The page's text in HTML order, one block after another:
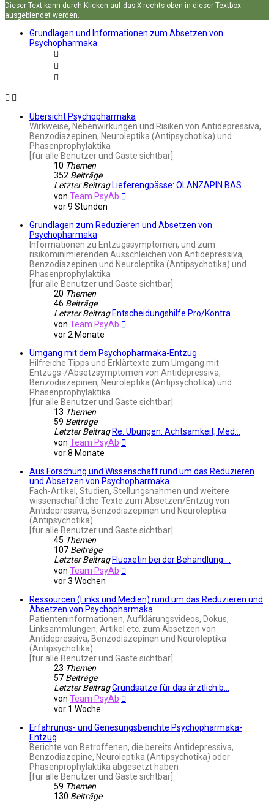
Dieser Text kann durch Klicken auf das X rechts oben in dieser Textbox
ausgeblendet werden.
Grundlagen und Informationen zum Absetzen von
Psychopharmaka
Übersicht Psychopharmaka
Wirkweise, Nebenwirkungen und Risiken von Antidepressiva,
Benzodiazepinen, Neuroleptika (Antipsychotika) und
Phasenprophylaktika
[für alle Benutzer und Gäste sichtbar]
10 Themen
352 Beiträge
Letzter Beitrag Lieferengpässe: OLANZAPIN BAS…
von Team PsyAb
vor 9 Stunden
Grundlagen zum Reduzieren und Absetzen von
Psychopharmaka
Informationen zu Entzugssymptomen, und zum
risikominimierenden Ausschleichen von Antidepressiva,
Benzodiazepinen und Neuroleptika (Antipsychotika) und
Phasenprophylaktika
[für alle Benutzer und Gäste sichtbar]
20 Themen
46 Beiträge
Letzter Beitrag Entscheidungshilfe Pro/Kontra…
von Team PsyAb
vor 2 Monate
Umgang mit dem Psychopharmaka-Entzug
Hilfreiche Tipps und Erklärtexte zum Umgang mit
Entzugs-/Absetzsymptomen von Antidepressiva,
Benzodiazepinen, Neuroleptika (Antipsychotika) und
Phasenprophylaktika
[für alle Benutzer und Gäste sichtbar]
13 Themen
59 Beiträge
Letzter Beitrag Re: Übungen: Achtsamkeit, Med…
von Team PsyAb
vor 8 Monate
Aus Forschung und Wissenschaft rund um das Reduzieren
und Absetzen von Psychopharmaka
Fach-Artikel, Studien, Stellungsnahmen und weitere
wissenschaftliche Texte zum Absetzen/Entzug von
Antidepressiva, Benzodiazepinen und Neuroleptika
(Antipsychotika)
[für alle Benutzer und Gäste sichtbar]
45 Themen
107 Beiträge
Letzter Beitrag Fluoxetin bei der Behandlung …
von Team PsyAb
vor 3 Wochen
Ressourcen (Links und Medien) rund um das Reduzieren und
Absetzen von Psychopharmaka
Patienteninformationen, Aufklärungsvideos, Dokus,
Linksammlungen, Artikel etc. zum Absetzen von
Antidepressiva, Benzodiazepinen und Neuroleptika
(Antipsychotika)
[für alle Benutzer und Gäste sichtbar]
23 Themen
57 Beiträge
Letzter BeitragGrundsätze für das ärztlich b…
von Team PsyAb
vor 1 Woche
Erfahrungs- und Genesungsberichte Psychopharmaka-
Entzug
Berichte von Betroffenen, die bereits Antidepressiva,
Benzodiazepine, Neuroleptika (Antipsychotika) oder
Phasenprophylaktika abgesetzt haben
[für alle Benutzer und Gäste sichtbar]
59 Themen
130 Beiträge